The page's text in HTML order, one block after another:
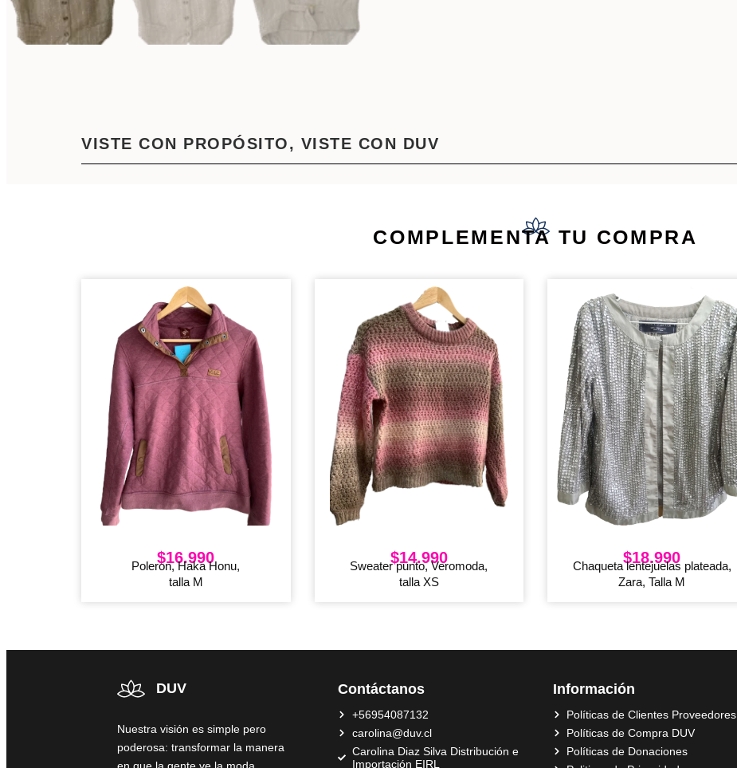
VISTE CON PROPÓSITO, VISTE CON DUV
COMPLEMENTA TU COMPRA
$16.990
Poleron, Haka Honu,
talla M
$14.990
Sweater punto, Veromoda,
talla XS
$18.990
Chaqueta lentejuelas plateada,
Zara, Talla M
DUV
Nuestra visión es simple pero
poderosa: transformar la manera
Contáctanos
+56954087132
carolina@duv.cl
Carolina Diaz Silva Distribución e
Importación EIRL
Información
Políticas de Clientes Proveedores
Políticas de Compra DUV
Políticas de Donaciones